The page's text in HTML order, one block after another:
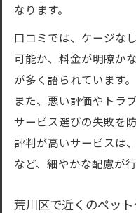
東京のペット
ント
口コミから学
ペットタク
介
ペットタクシ
なります。
口コミでは、ケージな
可能か、料金が明瞭か
が多く語られています。
また、悪い評価やトラ
サービス選びの失敗を
評判が高いサービスは
など、細やかな配慮が
荒川区で近くのペッ